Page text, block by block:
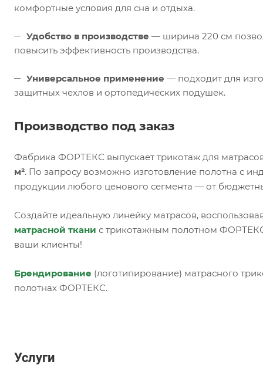
комфортные условия для сна и отдыха.
Удобство в производстве — ширина 220 см
повысить эффективность производства.
Универсальное применение — подходит для
защитных чехлов и ортопедических подушек.
Производство под заказ
Фабрика ФОРТЕКС выпускает трикотаж для
м². По запросу возможно изготовление полотна с
продукции любого ценового сегмента — от
Создайте идеальную линейку матрасов,
матрасной ткани с трикотажным полотном
ваши клиенты!
Брендирование (логотипирование) матрасного
полотнах ФОРТЕКС.
Услуги